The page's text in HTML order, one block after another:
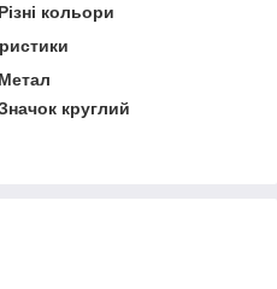
Різні кольори
Метал
круглий